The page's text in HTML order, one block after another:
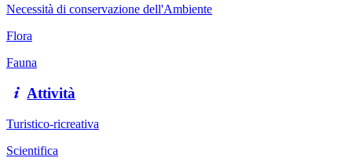
Necessità di conservazione dell'Ambiente
Flora
Fauna
Attività
Turistico-ricreativa
Scientifica